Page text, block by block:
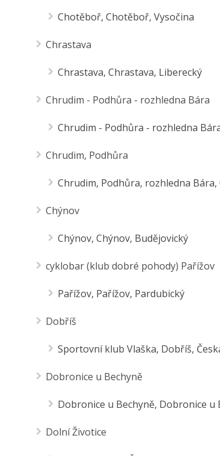
Chotěboř, Chotěboř, Vysočina
Chrastava
Chrastava, Chrastava, Liberecký
Chrudim - Podhůra - rozhledna Bára
Chrudim - Podhůra - rozhledna
Chrudim, Podhůra
Chrudim, Podhůra, rozhledna Bára,
Chýnov
Chýnov, Chýnov, Budějovický
cyklobar (klub dobré pohody) Pařížov
Pařížov, Pařížov, Pardubický
Dobříš
Sportovní klub Vlaška, Dobříš,
Dobronice u Bechyně
Dobronice u Bechyně, Dobronice u
Dolní Životice